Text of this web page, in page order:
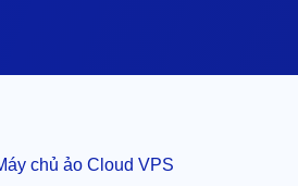
chủ ảo Cloud VPS